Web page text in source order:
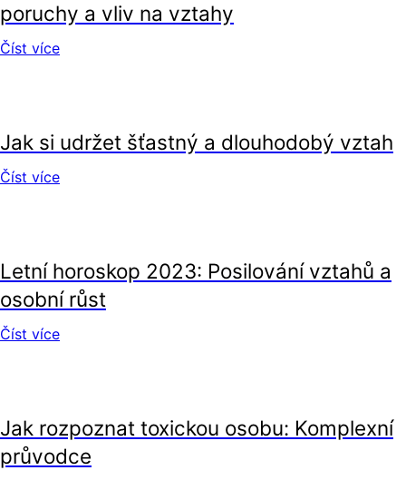
poruchy a vliv na vztahy
Číst více
Jak si udržet šťastný a dlouhodobý vztah
Číst více
Letní horoskop 2023: Posilování vztahů a
osobní růst
Číst více
Jak rozpoznat toxickou osobu: Komplexní
průvodce